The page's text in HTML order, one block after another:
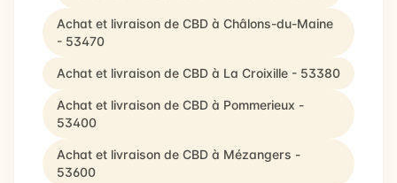
Achat et livraison de CBD à Châlons-du-Maine
- 53470
Achat et livraison de CBD à La Croixille - 53380
Achat et livraison de CBD à Pommerieux -
53400
Achat et livraison de CBD à Mézangers -
53600